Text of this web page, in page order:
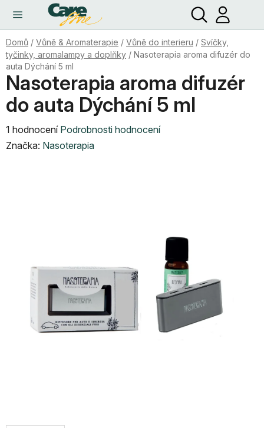
obsah
Hledat
Domů / Vůně & Aromaterapie / Vůně do interieru / Svíčky,
tyčinky, aromalampy a doplňky / Nasoterapia aroma difuzér do
auta Dýchání 5 ml
Nasoterapia aroma difuzér
do auta Dýchání 5 ml
Průměrné
hodnocení
1 hodnocení Podrobnosti hodnocení
Značka: Nasoterapia